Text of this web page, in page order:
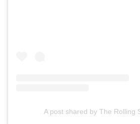
A post shared by The Rolling